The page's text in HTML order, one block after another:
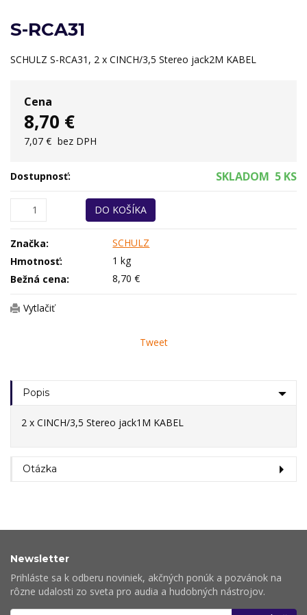
S-RCA31
SCHULZ S-RCA31, 2 x CINCH/3,5 Stereo jack2M KABEL
Cena
8,70 €
7,07 € bez DPH
Dostupnosť: SKLADOM 5 KS
DO KOŠÍKA
Značka:
SCHULZ
Hmotnosť:
1 kg
Bežná cena:
8,70 €
Vytlačiť
Tweet
Popis
2 x CINCH/3,5 Stereo jack1M KABEL
Otázka
Newsletter
Prihláste sa k odberu noviniek, akčných ponúk a pozvánok na
rôzne udalosti zo sveta pro audia a hudobných nástrojov.